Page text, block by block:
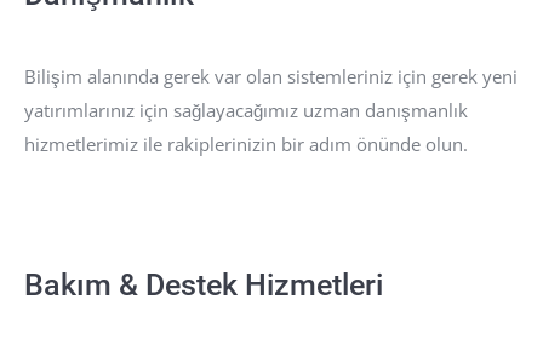
Bilişim alanında gerek var olan sistemleriniz için gerek yeni
yatırımlarınız için sağlayacağımız uzman danışmanlık
hizmetlerimiz ile rakiplerinizin bir adım önünde olun.
Bakım & Destek Hizmetleri